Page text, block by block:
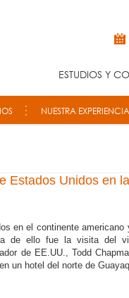
ESTUDIOS Y
NUESTRA EXPERIENCIA
Estados Unidos en
en el continente americano
de ello fue la visita del
de EE.UU., Todd
un hotel del norte de